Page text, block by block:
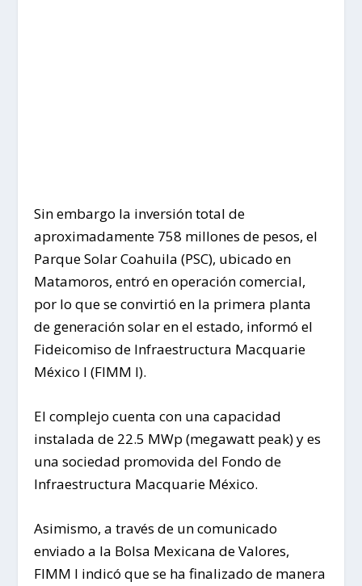
Sin embargo la inversión total de
aproximadamente 758 millones de pesos, el
Parque Solar Coahuila (PSC), ubicado en
Matamoros, entró en operación comercial,
por lo que se convirtió en la primera planta
de generación solar en el estado, informó el
Fideicomiso de Infraestructura Macquarie
México I (FIMM I).
El complejo cuenta con una capacidad
instalada de 22.5 MWp (megawatt peak) y es
una sociedad promovida del Fondo de
Infraestructura Macquarie México.
Asimismo, a través de un comunicado
enviado a la Bolsa Mexicana de Valores,
FIMM I indicó que se ha finalizado de manera